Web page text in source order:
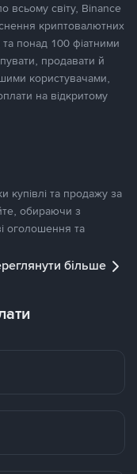
всьому світу, Binance
криптовалютних
понад 100 фіатними
продавати й
користувачами,
на відкритому
купівлі та продажу за
обираючи з
оголошення та
більше